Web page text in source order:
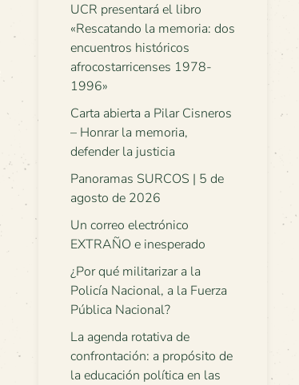
UCR presentará el libro
«Rescatando la memoria: dos
encuentros históricos
afrocostarricenses 1978-
1996»
Carta abierta a Pilar Cisneros
– Honrar la memoria,
defender la justicia
Panoramas SURCOS | 5 de
agosto de 2026
Un correo electrónico
EXTRAÑO e inesperado
¿Por qué militarizar a la
Policía Nacional, a la Fuerza
Pública Nacional?
La agenda rotativa de
confrontación: a propósito de
la educación política en las